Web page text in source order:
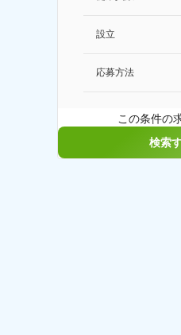
設立
応募方法
この条件の
検索